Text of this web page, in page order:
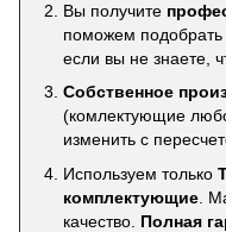
Вы получите
поможем
если вы не знаете,
Собственное
(комлектующие
изменить с
Используем только
комплектующие .
качество. Полная